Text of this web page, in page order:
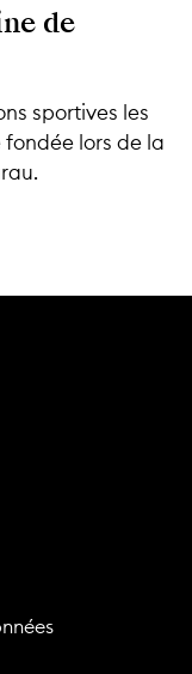
de
sportives les
lors de la